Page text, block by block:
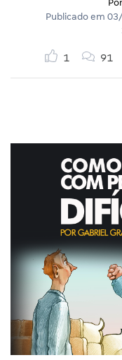
Publicado em
1 91